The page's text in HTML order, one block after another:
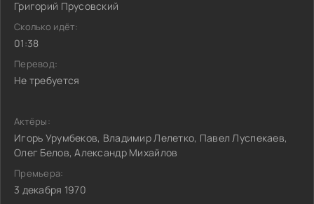
Григорий Прусовский
Сколько идёт:
01:38
Перевод:
Не требуется
Актёры:
Игорь Урумбеков, Владимир Лелетко, Павел Луспекаев,
Олег Белов, Александр Михайлов
Премьера:
3 декабря 1970